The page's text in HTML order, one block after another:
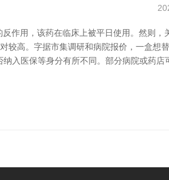
作用，该药在临床上被平日使用。然则，
较高。字据市集调研和病院报价，一盒想
入医保等身分有所不同。部分病院或药店